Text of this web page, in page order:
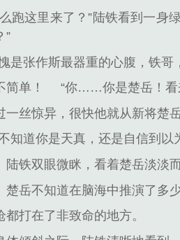
跑这里来了？”陆铁看到一身
”
张作斯最器重的心腹，铁哥
简单！
“你……你是楚岳！看
一丝惊异，很快他就从新将楚
知道你是天真，还是自信到
陆铁双眼微眯，看着楚岳淡淡
楚岳不知道在脑海中推演了多
都打在了非致命的地方。